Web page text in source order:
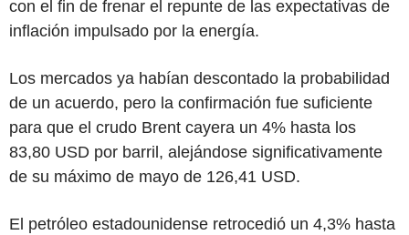
con el fin de frenar el repunte de las expectativas de
inflación impulsado por la energía.
Los mercados ya habían descontado la probabilidad
de un acuerdo, pero la confirmación fue suficiente
para que el crudo Brent cayera un 4% hasta los
83,80 USD por barril, alejándose significativamente
de su máximo de mayo de 126,41 USD.
El petróleo estadounidense retrocedió un 4,3% hasta